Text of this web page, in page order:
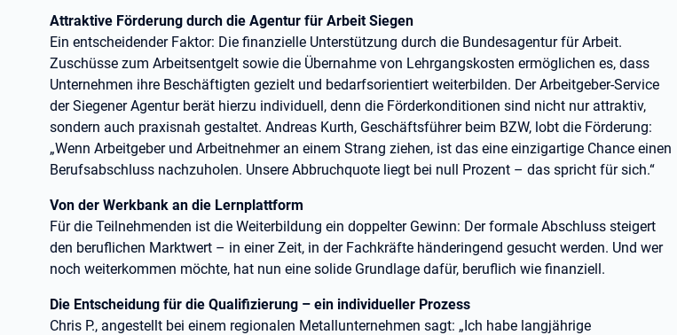
Attraktive Förderung durch die Agentur für Arbeit Siegen
Ein entscheidender Faktor: Die finanzielle Unterstützung durch die Bundesagentur für Arbeit.
Zuschüsse zum Arbeitsentgelt sowie die Übernahme von Lehrgangskosten ermöglichen es, dass
Unternehmen ihre Beschäftigten gezielt und bedarfsorientiert weiterbilden. Der Arbeitgeber-Service
der Siegener Agentur berät hierzu individuell, denn die Förderkonditionen sind nicht nur attraktiv,
sondern auch praxisnah gestaltet. Andreas Kurth, Geschäftsführer beim BZW, lobt die Förderung:
„Wenn Arbeitgeber und Arbeitnehmer an einem Strang ziehen, ist das eine einzigartige Chance einen
Berufsabschluss nachzuholen. Unsere Abbruchquote liegt bei null Prozent – das spricht für sich.“
Von der Werkbank an die Lernplattform
Für die Teilnehmenden ist die Weiterbildung ein doppelter Gewinn: Der formale Abschluss steigert
den beruflichen Marktwert – in einer Zeit, in der Fachkräfte händeringend gesucht werden. Und wer
noch weiterkommen möchte, hat nun eine solide Grundlage dafür, beruflich wie finanziell.
Die Entscheidung für die Qualifizierung – ein individueller Prozess
Chris P., angestellt bei einem regionalen Metallunternehmen sagt: „Ich habe langjährige